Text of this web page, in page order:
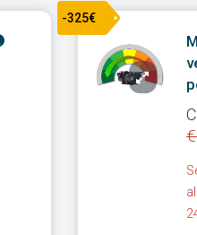
-325€